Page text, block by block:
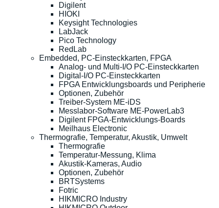
Digilent
HIOKI
Keysight Technologies
LabJack
Pico Technology
RedLab
Embedded, PC-Einsteckkarten, FPGA
Analog- und Multi-I/O PC-Einsteckkarten
Digital-I/O PC-Einsteckkarten
FPGA Entwicklungsboards und Peripherie
Optionen, Zubehör
Treiber-System ME-iDS
Messlabor-Software ME-PowerLab3
Digilent FPGA-Entwicklungs-Boards
Meilhaus Electronic
Thermografie, Temperatur, Akustik, Umwelt
Thermografie
Temperatur-Messung, Klima
Akustik-Kameras, Audio
Optionen, Zubehör
BRTSystems
Fotric
HIKMICRO Industry